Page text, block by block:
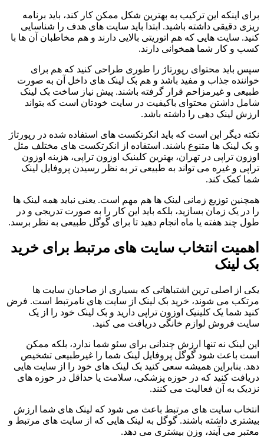
برای اینکه این ترکیب به بهترین شکل ممکن کار کند، باید برنامه
ریزی دقیقی داشته باشید. ابتدا باید سایت های هدف را شناسایی
کنید. سایت هایی که هم اتوریتی بالایی دارند و هم مخاطبان آن ها با
کسب و کار شما همخوانی دارند.
سپس باید محتوای رپورتاژ را طوری طراحی کنید که هم برای
خواننده جذاب و مفید باشد و هم بک لینک های داخل آن به صورت
طبیعی و غیرمزاحم قرار گرفته باشند. پیش نیاز ساخت بک لینک
شامل داشتن محتوای باکیفیت در سایت خودتان است که بتواند
ارزش لینک دهی را داشته باشد.
نکته دیگر این است که باید انکرتکست های استفاده شده در رپورتاژ
و بک لینک ها متنوع باشند. استفاده از انکرتکست های مختلف مثل
اوزون تراپی در تهران، بهترین کلینیک اوزون تراپی، هزینه اوزون
تراپی و غیره می تواند به طبیعی تر به نظر رسیدن پروفایل لینک
شما کمک کند.
همچنین توزیع زمانی لینک ها هم مهم است. یعنی نباید همه لینک ها
را در یک زمان بسازید، بلکه باید این کار را به صورت تدریجی و در
طول چند هفته یا ماه انجام دهید تا برای گوگل طبیعی به نظر برسد.
اهمیت انتخاب سایت های مرتبط برای خرید
بک لینک
یکی از اصلی ترین اشتباهاتی که بسیاری از صاحبان سایت ها
مرتکب می شوند، خرید بک لینک از سایت های نامرتبط است. فرض
کنید شما یک کلینیک اوزون تراپی دارید و بک لینک خود را از یک
سایت فروش لوازم خانگی دریافت می کنید.
این لینک نه تنها ارزش چندانی برای سئو شما ندارد، بلکه ممکن
است باعث شود گوگل پروفایل لینک شما را غیرطبیعی تشخیص
دهد. بنابراین همیشه سعی کنید بک لینک های خود را از سایت هایی
دریافت کنید که در حوزه پزشکی، سلامت یا حداقل در حوزه های
نزدیک به آن فعالیت می کنند.
انتخاب سایت های مرتبط باعث می شود که لینک های شما ارزش
بیشتری داشته باشند. گوگل به لینک هایی که از سایت های مرتبط و
معتبر می آیند، وزن بیشتری می دهد.